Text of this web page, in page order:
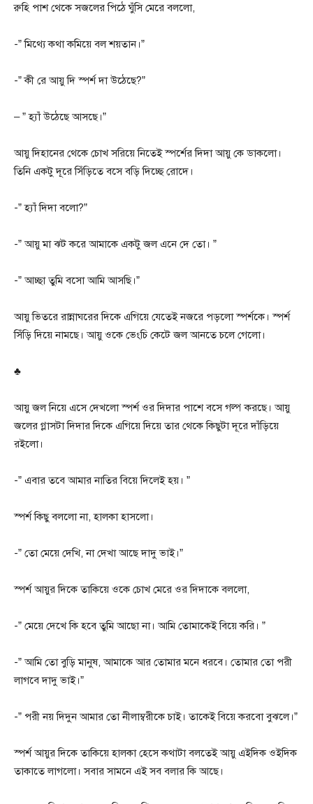
রুহি পাশ থেকে সজলের পিঠে ঘুঁসি মেরে বললো,
-” মিথ্যে কথা কমিয়ে বল শয়তান।”
-” কী রে আয়ু দি স্পর্শ দা উঠেছে?”
– ” হ্যাঁ উঠেছে আসছে।”
আয়ু দিহানের থেকে চোখ সরিয়ে নিতেই স্পর্শের দিদা আয়ু কে ডাকলো।
তিনি একটু দূরে সিঁড়িতে বসে বড়ি দিচ্ছে রোদে।
-” হ্যাঁ দিদা বলো?”
-” আয়ু মা ঝট করে আমাকে একটু জল এনে দে তো। ”
-” আচ্ছা তুমি বসো আমি আসছি।”
আয়ু ভিতরে রান্নাঘরের দিকে এগিয়ে যেতেই নজরে পড়লো স্পর্শকে। স্পর্শ
সিঁড়ি দিয়ে নামছে। আয়ু ওকে ভেংচি কেটে জল আনতে চলে গেলো।
♣
আয়ু জল নিয়ে এসে দেখলো স্পর্শ ওর দিদার পাশে বসে গল্প করছে। আয়ু
জলের গ্লাসটা দিদার দিকে এগিয়ে দিয়ে তার থেকে কিছুটা দূরে দাঁড়িয়ে
রইলো।
-” এবার তবে আমার নাতির বিয়ে দিলেই হয়। ”
স্পর্শ কিছু বললো না, হালকা হাসলো।
-” তো মেয়ে দেখি, না দেখা আছে দাদু ভাই।”
স্পর্শ আয়ুর দিকে তাকিয়ে ওকে চোখ মেরে ওর দিদাকে বললো,
-” মেয়ে দেখে কি হবে তুমি আছো না। আমি তোমাকেই বিয়ে করি। ”
-” আমি তো বুড়ি মানুষ, আমাকে আর তোমার মনে ধরবে। তোমার তো পরী
লাগবে দাদু ভাই।”
-” পরী নয় দিদুন আমার তো নীলাম্বরীকে চাই। তাকেই বিয়ে করবো বুঝলে।”
স্পর্শ আয়ুর দিকে তাকিয়ে হালকা হেসে কথাটা বলতেই আয়ু এইদিক ওইদিক
তাকাতে লাগলো। সবার সামনে এই সব বলার কি আছে।